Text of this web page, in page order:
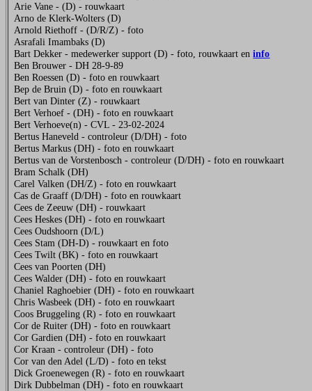
Arie Vane - (D) - rouwkaart
Arno de Klerk-Wolters (D)
Arnold Riethoff - (D/R/Z) - foto
Asrafali Imambaks (D)
Bart Dekker - medewerker support (D) - foto, rouwkaart eninfo
Ben Brouwer - DH 28-9-89
Ben Roessen (D) - foto en rouwkaart
Bep de Bruin (D) - foto en rouwkaart
Bert van Dinter (Z) - rouwkaart
Bert Verhoef - (DH) - foto en rouwkaart
Bert Verhoeve(n) - CVL - 23-02-2024
Bertus Haneveld - controleur (D/DH) - foto
Bertus Markus (DH) - foto en rouwkaart
Bertus van de Vorstenbosch - controleur (D/DH) - foto en rouwkaart
Bram Schalk (DH)
Carel Valken (DH/Z) - foto en rouwkaart
Cas de Graaff (D/DH) - foto en rouwkaart
Cees de Zeeuw (DH) - rouwkaart
Cees Heskes (DH) - foto en rouwkaart
Cees Oudshoorn (D/L)
Cees Stam (DH-D) - rouwkaart en foto
Cees Twilt (BK) - foto en rouwkaart
Cees van Poorten (DH)
Cees Walder (DH) - foto en rouwkaart
Chaniel Raghoebier (DH) - foto en rouwkaart
Chris Wasbeek (DH) - foto en rouwkaart
Coos Bruggeling (R) - foto en rouwkaart
Cor de Ruiter (DH) - foto en rouwkaart
Cor Gardien (DH) - foto en rouwkaart
Cor Kraan - controleur (DH) - foto
Cor van den Adel (L/D) - foto en tekst
Dick Groenewegen (R) - foto en rouwkaart
Dirk Dubbelman (DH) - foto en rouwkaart